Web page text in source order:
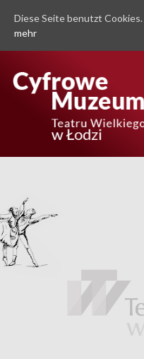
Diese Seite benutzt Cookies.
mehr